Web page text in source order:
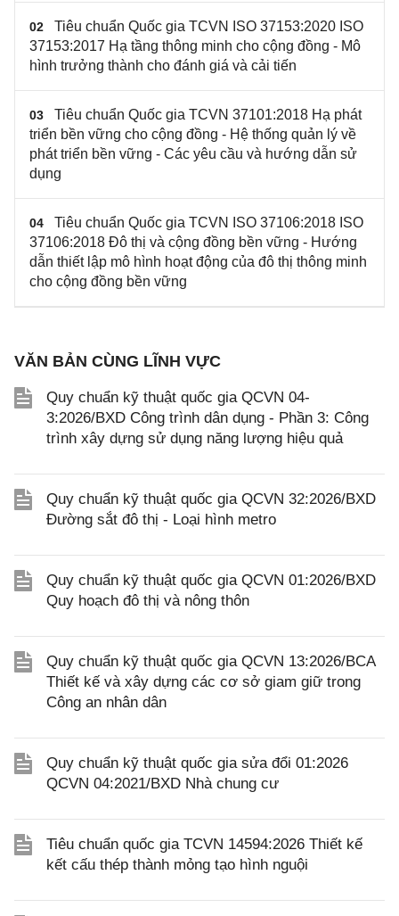
02
Tiêu chuẩn Quốc gia TCVN ISO 37153:2020 ISO
37153:2017 Hạ tầng thông minh cho cộng đồng - Mô
hình trưởng thành cho đánh giá và cải tiến
03
Tiêu chuẩn Quốc gia TCVN 37101:2018 Hạ phát
triển bền vững cho cộng đồng - Hệ thống quản lý về
phát triển bền vững - Các yêu cầu và hướng dẫn sử
dụng
04
Tiêu chuẩn Quốc gia TCVN ISO 37106:2018 ISO
37106:2018 Đô thị và cộng đồng bền vững - Hướng
dẫn thiết lập mô hình hoạt động của đô thị thông minh
cho cộng đồng bền vững
VĂN BẢN CÙNG LĨNH VỰC
Quy chuẩn kỹ thuật quốc gia QCVN 04-
3:2026/BXD Công trình dân dụng - Phần 3: Công
trình xây dựng sử dụng năng lượng hiệu quả
Quy chuẩn kỹ thuật quốc gia QCVN 32:2026/BXD
Đường sắt đô thị - Loại hình metro
Quy chuẩn kỹ thuật quốc gia QCVN 01:2026/BXD
Quy hoạch đô thị và nông thôn
Quy chuẩn kỹ thuật quốc gia QCVN 13:2026/BCA
Thiết kế và xây dựng các cơ sở giam giữ trong
Công an nhân dân
Quy chuẩn kỹ thuật quốc gia sửa đổi 01:2026
QCVN 04:2021/BXD Nhà chung cư
Tiêu chuẩn quốc gia TCVN 14594:2026 Thiết kế
kết cấu thép thành mỏng tạo hình nguội